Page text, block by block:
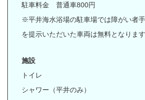
駐車料金 普通車800円
※平井海水浴場の駐車場では障がい者
を提示いただいた車両は無料となります
施設
トイレ
シャワー（平井のみ）